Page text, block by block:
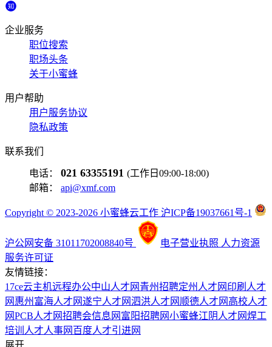
企业服务
职位搜索
职场头条
关于小蜜蜂
用户帮助
用户服务协议
隐私政策
联系我们
电话： 021 63355191 (工作日09:00-18:00)
邮箱： api@xmf.com
Copyright © 2023-2026 小蜜蜂云工作 沪ICP备19037661号-1
沪公网安备 31011702008840号 电子营业执照 人力资源
服务许可证
友情链接：
17ce云主机远程办公中山人才网 青州招聘定州人才网 印刷人才
网 惠州富海人才网遂宁人才网泗洪人才网 顺德人才网 高校人才
网PCB人才网招聘会信息网 富阳招聘网小蜜蜂江阴人才网焊工
培训 人才人事网 百度人才引进网